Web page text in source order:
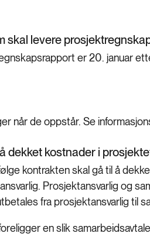
skal levere
er 20. januar
når de oppstår. Se
dekket kostnader i
kontrakten skal gå til å
Prosjektansvarlig og
fra prosjektansvarlig til
en slik